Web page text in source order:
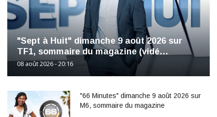
"Sept à Huit" dimanche 9 août 2026 sur
TF1, sommaire du magazine (vidé…
08 août 2026 - 20:16
"66 Minutes" dimanche 9 août 2026 sur
M6, sommaire du magazine